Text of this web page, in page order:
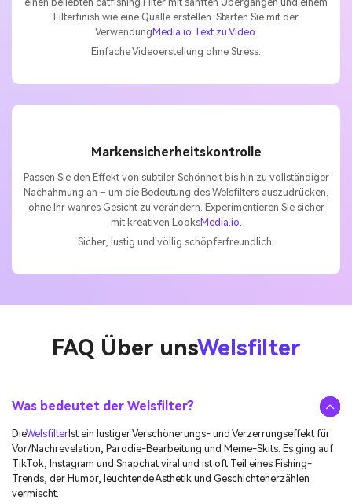
Filterfinish wie eine Qualle erstellen. Starten Sie mit der
Verwendung Media.io Text zu Video.
Einfache Videoerstellung ohne Stress.
Markensicherheitskontrolle
Passen Sie den Effekt von subtiler Schönheit bis hin zu vollständiger
Nachahmung an – um die Bedeutung des Welsfilters auszudrücken,
ohne Ihr wahres Gesicht zu verändern. Experimentieren Sie sicher
mit kreativen LooksMedia.io.
Sicher, lustig und völlig schöpferfreundlich.
FAQ Über unsWelsfilter
Was bedeutet der Welsfilter?
DieWelsfilter Ist ein lustiger Verschönerungs- und Verzerrungseffekt für
Vor/Nachrevelation, Parodie-Bearbeitung und Meme-Skits. Es ging auf
TikTok, Instagram und Snapchat viral und ist oft Teil eines Fishing-
Trends, der Humor, leuchtende Ästhetik und Geschichtenerzählen
vermischt.